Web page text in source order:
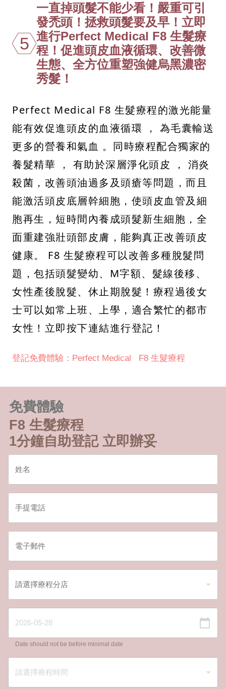
5
一直掉頭髮不能少看！嚴重可引
發禿頭！拯救頭髮要及早！立即
進行Perfect Medical F8 生髮療
程！促進頭皮血液循環、改善微
生態、全方位重塑強健烏黑濃密
秀髮！
Perfect Medical F8 生髮療程的激光能量
能有效促進頭皮的血液循環 ， 為毛囊輸送
更多的營養和氣血 。同時療程配合獨家的
養髮精華 ， 有助於深層淨化頭皮 ， 消炎
殺菌，改善頭油過多及頭瘡等問題，而且
能激活頭皮底層幹細胞，使頭皮血管及細
胞再生，短時間內養成頭髮新生細胞，全
面重建強壯頭部皮膚，能夠真正改善頭皮
健康。 F8 生髮療程可以改善多種脫髮問
題，包括頭髮變幼、M字額、髮線後移、
女性產後脫髮、休止期脫髮！療程過後女
士可以如常上班、上學，適合繁忙的都市
女性！立即按下連結進行登記！
登記免費體驗：Perfect Medical F8 生髮療程
免費體驗
F8 生髮療程
1分鐘自助登記 立即辦妥
Date should not be before minimal date